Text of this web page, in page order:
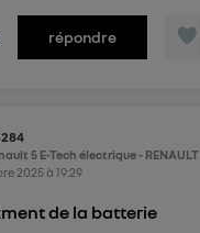
répondre
5 E-Tech électrique - RENAULT
2025à 19:29
de la batterie